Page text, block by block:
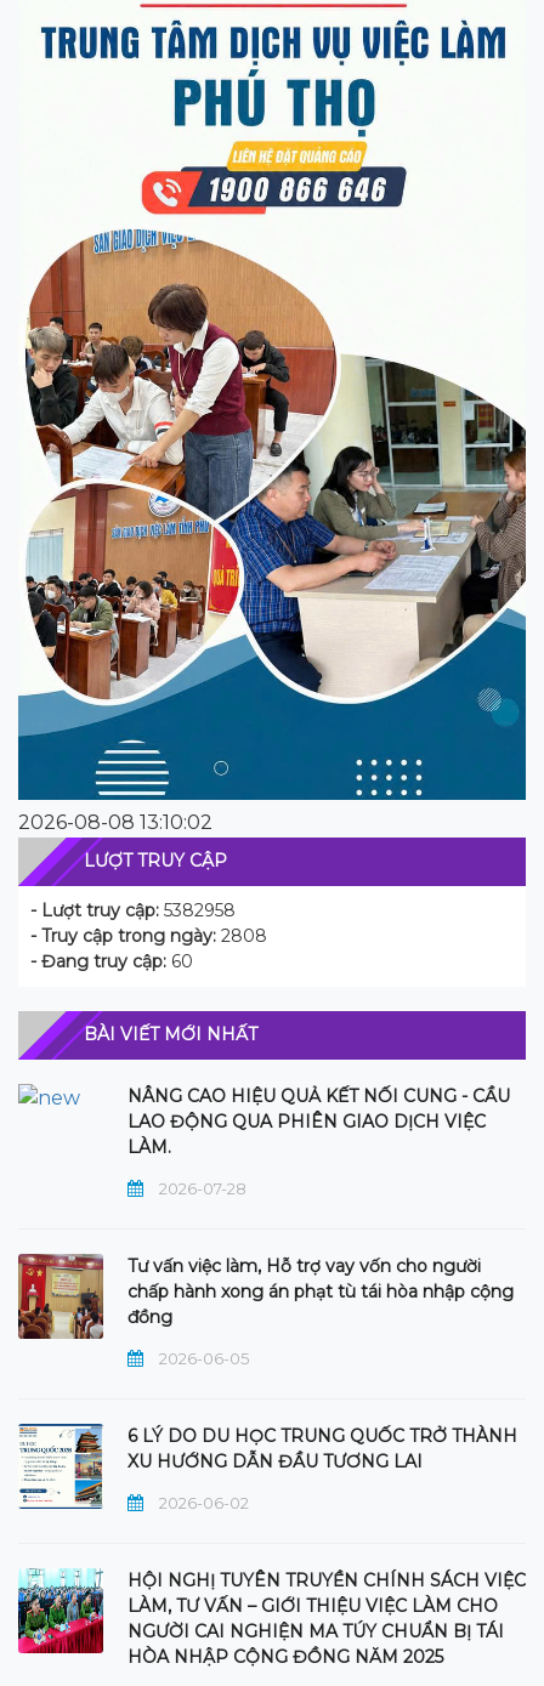
2026-08-08 13:10:02
LƯỢT TRUY CẬP
- Lượt truy cập: 5382958
- Truy cập trong ngày: 2808
- Đang truy cập: 60
BÀI VIẾT MỚI NHẤT
NÂNG CAO HIỆU QUẢ KẾT NỐI CUNG - CẦU
LAO ĐỘNG QUA PHIÊN GIAO DỊCH VIỆC
LÀM.
2026-07-28
Tư vấn việc làm, Hỗ trợ vay vốn cho người
chấp hành xong án phạt tù tái hòa nhập cộng
đồng
2026-06-05
6 LÝ DO DU HỌC TRUNG QUỐC TRỞ THÀNH
XU HƯỚNG DẪN ĐẦU TƯƠNG LAI
2026-06-02
HỘI NGHỊ TUYÊN TRUYỀN CHÍNH SÁCH VIỆC
LÀM, TƯ VẤN – GIỚI THIỆU VIỆC LÀM CHO
NGƯỜI CAI NGHIỆN MA TÚY CHUẨN BỊ TÁI
HÒA NHẬP CỘNG ĐỒNG NĂM 2025